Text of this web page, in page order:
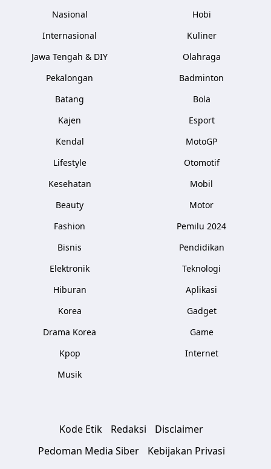
Nasional
Internasional
Jawa Tengah & DIY
Pekalongan
Batang
Kajen
Kendal
Lifestyle
Kesehatan
Beauty
Fashion
Bisnis
Elektronik
Hiburan
Korea
Drama Korea
Kpop
Musik
Hobi
Kuliner
Olahraga
Badminton
Bola
Esport
MotoGP
Otomotif
Mobil
Motor
Pemilu 2024
Pendidikan
Teknologi
Aplikasi
Gadget
Game
Internet
Kode Etik Redaksi
Disclaimer
Pedoman Media Siber
Kebijakan Privasi